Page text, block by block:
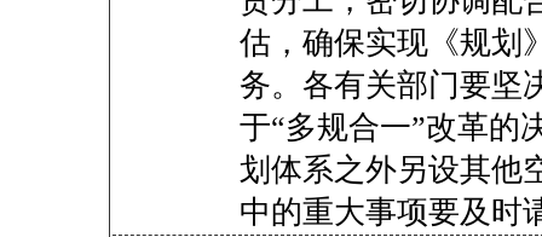
估，确保实现《规划
务。各有关部门要坚
于“多规合一”改革的
划体系之外另设其他
中的重大事项要及时